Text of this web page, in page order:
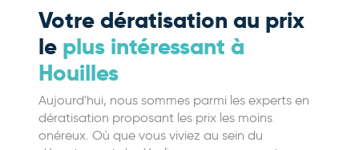
Votre dératisation au prix
le plus intéressant à
Houilles
Aujourd'hui, nous sommes parmi les experts en
dératisation proposant les prix les moins
onéreux. Où que vous viviez au sein du